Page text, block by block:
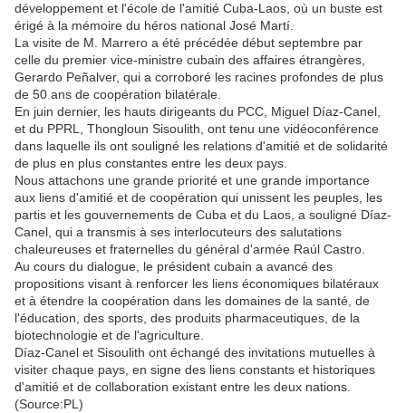
développement et l'école de l'amitié Cuba-Laos, où un buste est
érigé à la mémoire du héros national José Martí.
La visite de M. Marrero a été précédée début septembre par
celle du premier vice-ministre cubain des affaires étrangères,
Gerardo Peñalver, qui a corroboré les racines profondes de plus
de 50 ans de coopération bilatérale.
En juin dernier, les hauts dirigeants du PCC, Miguel Díaz-Canel,
et du PPRL, Thongloun Sisoulith, ont tenu une vidéoconférence
dans laquelle ils ont souligné les relations d'amitié et de solidarité
de plus en plus constantes entre les deux pays.
Nous attachons une grande priorité et une grande importance
aux liens d'amitié et de coopération qui unissent les peuples, les
partis et les gouvernements de Cuba et du Laos, a souligné Díaz-
Canel, qui a transmis à ses interlocuteurs des salutations
chaleureuses et fraternelles du général d'armée Raúl Castro.
Au cours du dialogue, le président cubain a avancé des
propositions visant à renforcer les liens économiques bilatéraux
et à étendre la coopération dans les domaines de la santé, de
l'éducation, des sports, des produits pharmaceutiques, de la
biotechnologie et de l'agriculture.
Díaz-Canel et Sisoulith ont échangé des invitations mutuelles à
visiter chaque pays, en signe des liens constants et historiques
d'amitié et de collaboration existant entre les deux nations.
(Source:PL)